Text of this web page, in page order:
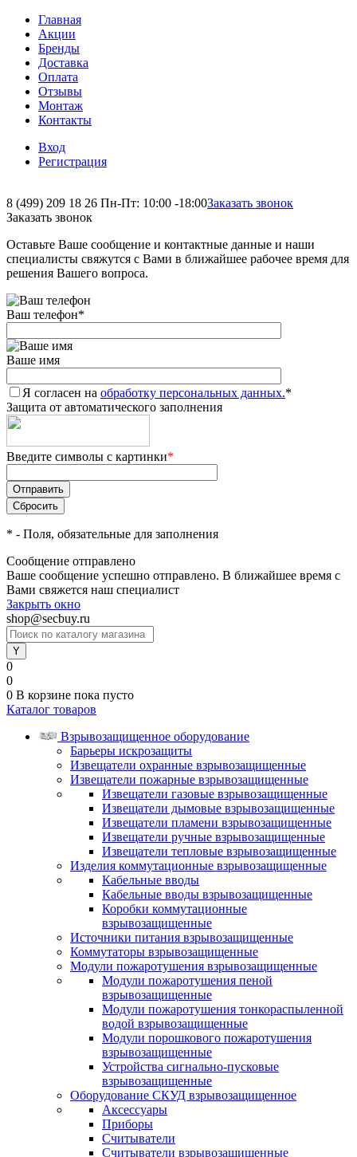
Главная
Акции
Бренды
Доставка
Оплата
Отзывы
Монтаж
Контакты
Вход
Регистрация
8 (499) 209 18 26 Пн-Пт: 10:00 -18:00Заказать звонок
Заказать звонок
Оставьте Ваше сообщение и контактные данные и наши
специалисты свяжутся с Вами в ближайшее рабочее время для
решения Вашего вопроса.
Ваш телефон*
Ваше имя
Я согласен на обработку персональных данных.*
Защита от автоматического заполнения
Введите символы с картинки*
* - Поля, обязательные для заполнения
Сообщение отправлено
Ваше сообщение успешно отправлено. В ближайшее время с
Вами свяжется наш специалист
Закрыть окно
shop@secbuy.ru
0
0
0 В корзине пока пусто
Каталог товаров
Взрывозащищенное оборудование
Барьеры искрозащиты
Извещатели охранные взрывозащищенные
Извещатели пожарные взрывозащищенные
Извещатели газовые взрывозащищенные
Извещатели дымовые взрывозащищенные
Извещатели пламени взрывозащищенные
Извещатели ручные взрывозащищенные
Извещатели тепловые взрывозащищенные
Изделия коммутационные взрывозащищенные
Кабельные вводы
Кабельные вводы взрывозащищенные
Коробки коммутационные
взрывозащищенные
Источники питания взрывозащищенные
Коммутаторы взрывозащищенные
Модули пожаротушения взрывозащищенные
Модули пожаротушения пеной
взрывозащищенные
Модули пожаротушения тонкораспыленной
водой взрывозащищенные
Модули порошкового пожаротушения
взрывозащищенные
Устройства сигнально-пусковые
взрывозащищенные
Оборудование СКУД взрывозащищенное
Аксессуары
Приборы
Считыватели
Считыватели взрывозащищенные